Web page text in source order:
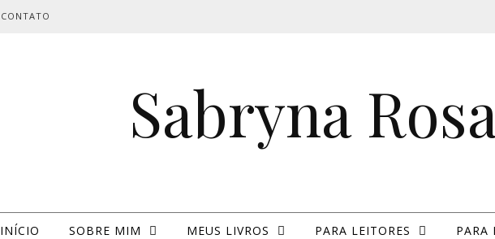
CONTATO
Sabryna
INÍCIO SOBRE MIM MEUS LIVROS PARA LEITORES PARA